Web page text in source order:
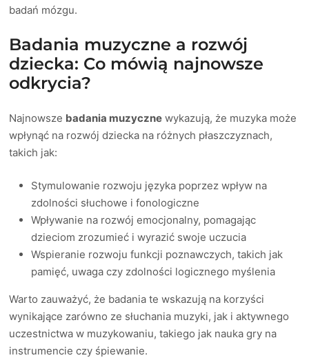
badań mózgu.
Badania muzyczne a rozwój
dziecka: Co mówią najnowsze
odkrycia?
Najnowsze badania muzyczne wykazują, że muzyka może
wpłynąć na rozwój dziecka na różnych płaszczyznach,
takich jak:
Stymulowanie rozwoju języka poprzez wpływ na
zdolności słuchowe i fonologiczne
Wpływanie na rozwój emocjonalny, pomagając
dzieciom zrozumieć i wyrazić swoje uczucia
Wspieranie rozwoju funkcji poznawczych, takich jak
pamięć, uwaga czy zdolności logicznego myślenia
Warto zauważyć, że badania te wskazują na korzyści
wynikające zarówno ze słuchania muzyki, jak i aktywnego
uczestnictwa w muzykowaniu, takiego jak nauka gry na
instrumencie czy śpiewanie.